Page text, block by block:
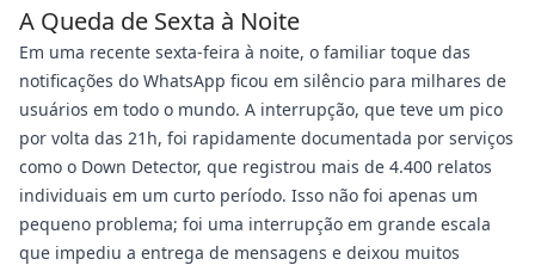
A Queda de Sexta à Noite
Em uma recente sexta-feira à noite, o familiar toque das
notificações do WhatsApp ficou em silêncio para milhares de
usuários em todo o mundo. A interrupção, que teve um pico
por volta das 21h, foi rapidamente documentada por serviços
como o Down Detector, que registrou mais de 4.400 relatos
individuais em um curto período. Isso não foi apenas um
pequeno problema; foi uma interrupção em grande escala
que impediu a entrega de mensagens e deixou muitos